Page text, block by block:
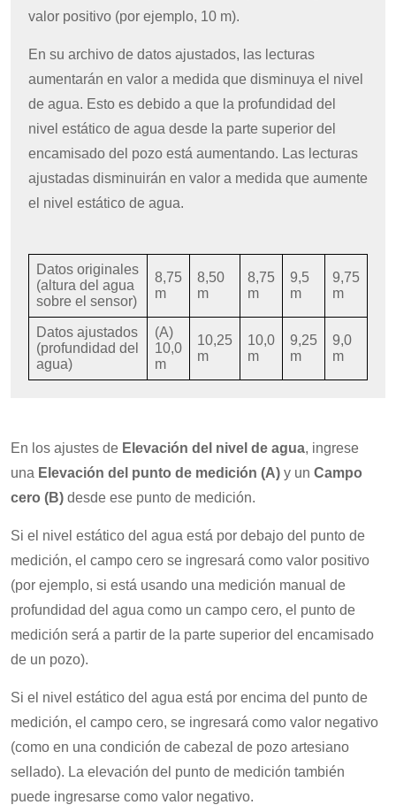
valor positivo (por ejemplo, 10 m).
En su archivo de datos ajustados, las lecturas
aumentarán en valor a medida que disminuya el nivel
de agua. Esto es debido a que la profundidad del
nivel estático de agua desde la parte superior del
encamisado del pozo está aumentando. Las lecturas
ajustadas disminuirán en valor a medida que aumente
el nivel estático de agua.
Datos originales
(altura del agua
sobre el sensor)
8,75
m
8,50
m
8,75
m
9,5
m
9,75
m
Datos ajustados
(profundidad del
agua)
(A)
10,0
m
10,25
m
10,0
m
9,25
m
9,0
m
En los ajustes de Elevación del nivel de agua, ingrese
una Elevación del punto de medición (A) y un Campo
cero (B) desde ese punto de medición.
Si el nivel estático del agua está por debajo del punto de
medición, el campo cero se ingresará como valor positivo
(por ejemplo, si está usando una medición manual de
profundidad del agua como un campo cero, el punto de
medición será a partir de la parte superior del encamisado
de un pozo).
Si el nivel estático del agua está por encima del punto de
medición, el campo cero, se ingresará como valor negativo
(como en una condición de cabezal de pozo artesiano
sellado). La elevación del punto de medición también
puede ingresarse como valor negativo.